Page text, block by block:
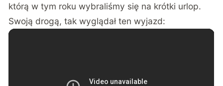
którą w tym roku wybraliśmy się na krótki urlop.
Swoją drogą, tak wyglądał ten wyjazd: